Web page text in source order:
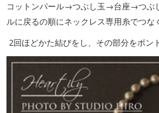
コットンパール→つぶし玉→台座→つぶ
ルに戻るの順にネックレス専用糸でつな
2回ほどかた結びをし、その部分をボン